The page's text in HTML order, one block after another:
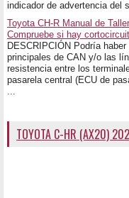
indicador de advertencia del
Toyota CH-R Manual de
Compruebe si hay
DESCRIPCIÓN Podría
principales de CAN y/o las
resistencia entre los
pasarela central (ECU de
...
TOYOTA C-HR (AX20)